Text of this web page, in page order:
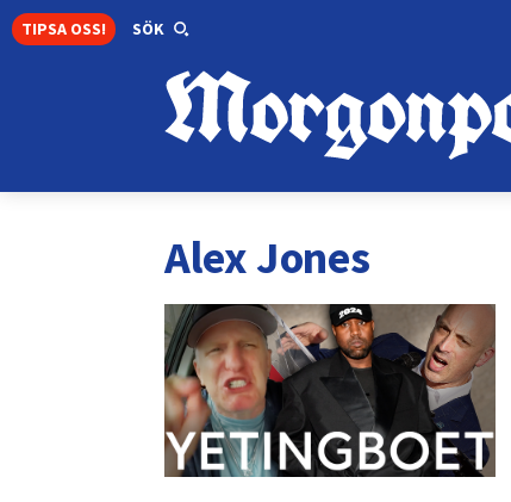
TIPSA OSS! SÖK
Alex Jones